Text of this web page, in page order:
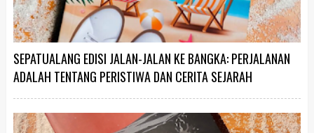
SEPATUALANG EDISI JALAN-JALAN KE BANGKA: PERJALANAN
ADALAH TENTANG PERISTIWA DAN CERITA SEJARAH